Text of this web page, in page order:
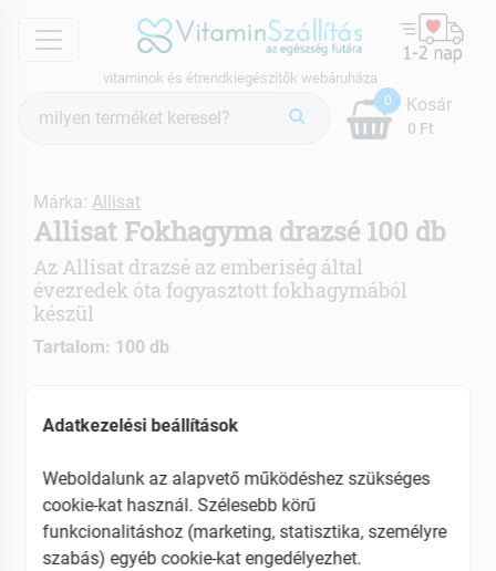
menu
vitaminok és étrendkiegészítők webáruháza
keresés
0
0 Ft
Kosár
Márka: Allisat
Allisat Fokhagyma drazsé 100 db
Az Allisat drazsé az emberiség által
évezredek óta fogyasztott fokhagymából
készül
Tartalom: 100 db
hatású, magas a tápanyagtartalma és segíti az
EAN: 5997237700016
Adatkezelési beállítások
Weboldalunk az alapvető működéshez szükséges
cookie-kat használ. Szélesebb körű
funkcionalitáshoz (marketing, statisztika, személyre
szabás) egyéb cookie-kat engedélyezhet.